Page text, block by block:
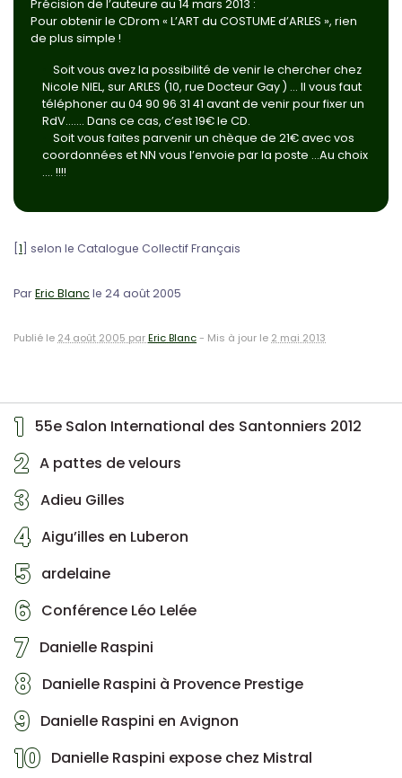
1 55e Salon International des Santonniers 2012
2 A pattes de velours
3 Adieu Gilles
4 Aigu’illes en Luberon
5 ardelaine
6 Conférence Léo Lelée
7 Danielle Raspini
8 Danielle Raspini à Provence Prestige
9 Danielle Raspini en Avignon
10 Danielle Raspini expose chez Mistral
Précision de l’auteure au 14 mars 2013 :
Pour obtenir le CDrom « L’ART du COSTUME d’ARLES », rien
de plus simple !
Soit vous avez la possibilité de venir le chercher chez
Nicole NIEL, sur ARLES (10, rue Docteur Gay ) … Il vous faut
téléphoner au 04 90 96 31 41 avant de venir pour fixer un
RdV……. Dans ce cas, c’est 19€ le CD.
Soit vous faites parvenir un chèque de 21€ avec vos
coordonnées et NN vous l’envoie par la poste …Au choix
…. !!!!
1 selon le Catalogue Collectif Français
ParEric Blanc le 24 août 2005
Publié le 24 août 2005 parEric Blanc- Mis à jour le 2 mai 2013